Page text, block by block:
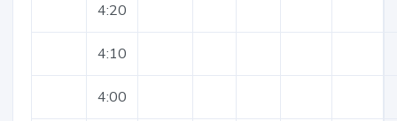
4:20
4:10
4:00